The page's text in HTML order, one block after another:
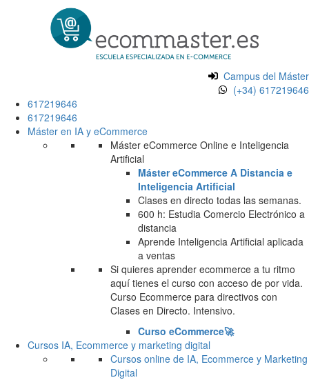
Campus del Máster
(+34) 617219646
617219646
617219646
Máster en IA y eCommerce
Máster eCommerce Online e Inteligencia
Artificial
Máster eCommerce A Distancia e
Inteligencia Artificial
Clases en directo todas las semanas.
600 h: Estudia Comercio Electrónico a
distancia
Aprende Inteligencia Artificial aplicada
a ventas
Si quieres aprender ecommerce a tu ritmo
aquí tienes el curso con acceso de por vida.
Curso Ecommerce para directivos con
Clases en Directo. Intensivo.
Curso eCommerce🚀
Cursos IA, Ecommerce y marketing digital
Cursos online de IA, Ecommerce y Marketing
Digital